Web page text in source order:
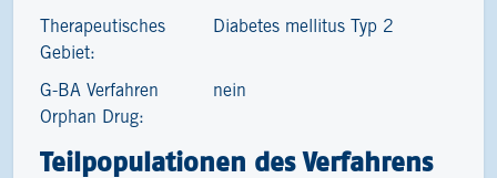
Therapeutisches
Gebiet:
Diabetes mellitus Typ 2
G-BA Verfahren
Orphan Drug:
nein
Teilpopulationen des Verfahrens